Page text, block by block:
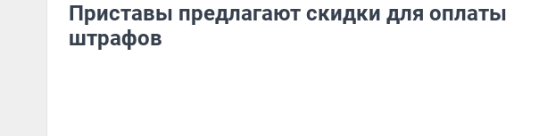
Приставы предлагают скидки для оплаты
штрафов